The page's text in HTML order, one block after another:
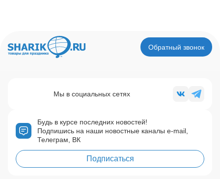
Обратный звонок
Будь в курсе последних новостей!
Подпишись на наши новостные каналы e-mail,
Телеграм, ВК
Подписаться
Мы в социальных сетях